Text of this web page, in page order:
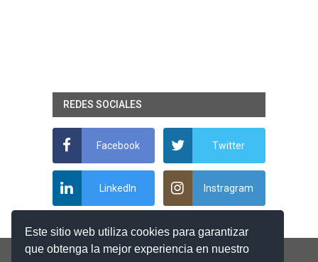
Este sitio web utiliza cookies para garantizar
que obtenga la mejor experiencia en nuestro
REDES SOCIALES
Facebook Twitter
LinkedIn Instragram